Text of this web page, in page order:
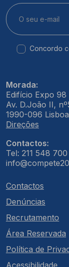
Concordo
Morada:
Edifício Expo 98
Av. D.João II,
1990-096 Lisboa
Direções
Contactos:
Tel: 211 548 700
Contactos
Denúncias
Recrutamento
Área Reservada
Política de